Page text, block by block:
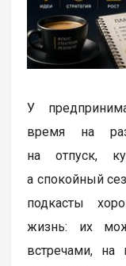
У
время на
на отпуск,
а спокойный
подкасты
жизнь: их
встречами,